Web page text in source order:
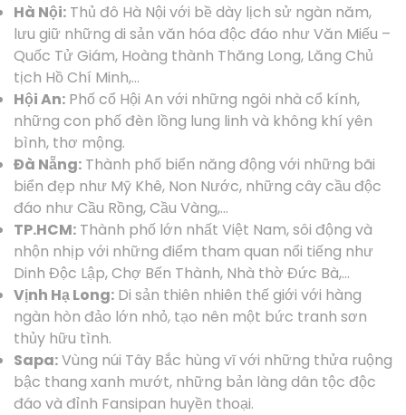
Hà Nội: Thủ đô Hà Nội với bề dày lịch sử ngàn năm,
lưu giữ những di sản văn hóa độc đáo như Văn Miếu –
Quốc Tử Giám, Hoàng thành Thăng Long, Lăng Chủ
tịch Hồ Chí Minh,…
Hội An: Phố cổ Hội An với những ngôi nhà cổ kính,
những con phố đèn lồng lung linh và không khí yên
bình, thơ mộng.
Đà Nẵng: Thành phố biển năng động với những bãi
biển đẹp như Mỹ Khê, Non Nước, những cây cầu độc
đáo như Cầu Rồng, Cầu Vàng,…
TP.HCM: Thành phố lớn nhất Việt Nam, sôi động và
nhộn nhịp với những điểm tham quan nổi tiếng như
Dinh Độc Lập, Chợ Bến Thành, Nhà thờ Đức Bà,…
Vịnh Hạ Long: Di sản thiên nhiên thế giới với hàng
ngàn hòn đảo lớn nhỏ, tạo nên một bức tranh sơn
thủy hữu tình.
Sapa:Vùng núi Tây Bắc hùng vĩ với những thửa ruộng
bậc thang xanh mướt, những bản làng dân tộc độc
đáo và đỉnh Fansipan huyền thoại.